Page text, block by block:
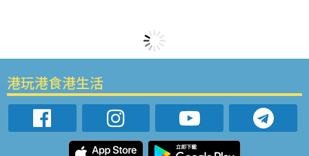
港玩港食港生活